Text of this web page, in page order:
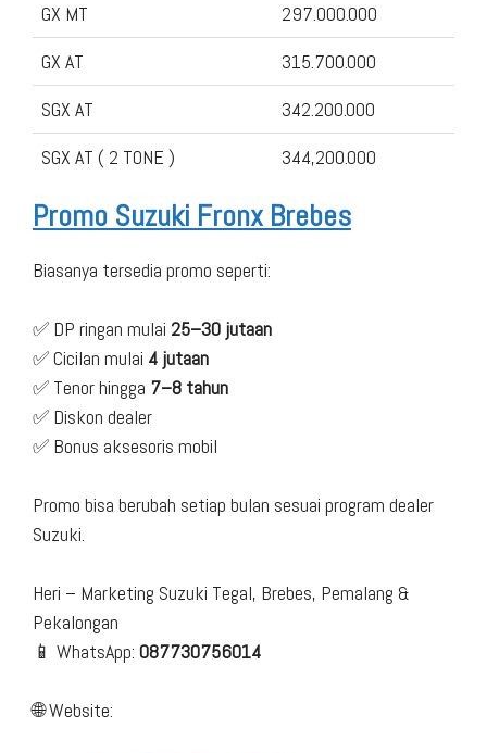
GX MT
297.000.000
GX AT
315.700.000
SGX AT
342.200.000
SGX AT ( 2 TONE )
344,200.000
Promo Suzuki Fronx Brebes
Biasanya tersedia promo seperti:
✅ DP ringan mulai 25–30 jutaan
✅ Cicilan mulai 4 jutaan
✅ Tenor hingga 7–8 tahun
✅ Diskon dealer
✅ Bonus aksesoris mobil
Promo bisa berubah setiap bulan sesuai program dealer
Suzuki.
Heri – Marketing Suzuki Tegal, Brebes, Pemalang &
Pekalongan
📱 WhatsApp: 087730756014
🌐 Website: